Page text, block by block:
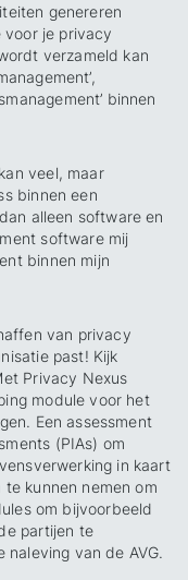
genereren
voor je privacy
verzameld kan
binnen
veel, maar
binnen een
alleen software en
software mij
binnen mijn
van privacy
past! Kijk
Privacy Nexus
module voor het
Een assessment
(PIAs) om
in kaart
kunnen nemen om
om bijvoorbeeld
partijen te
van de AVG.